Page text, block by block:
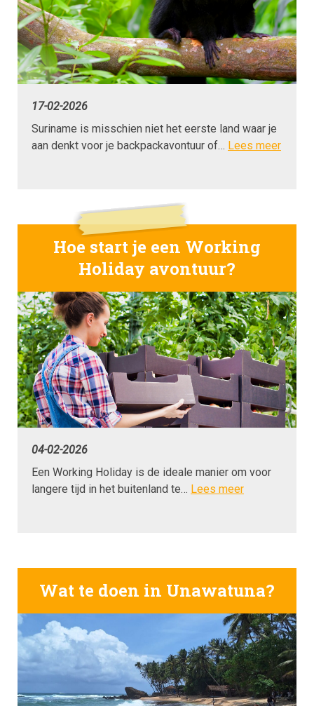
17-02-2026
Suriname is misschien niet het eerste land waar je
aan denkt voor je backpackavontuur of… Lees meer
Hoe start je een Working
Holiday avontuur?
04-02-2026
Een Working Holiday is de ideale manier om voor
langere tijd in het buitenland te… Lees meer
Wat te doen in Unawatuna?